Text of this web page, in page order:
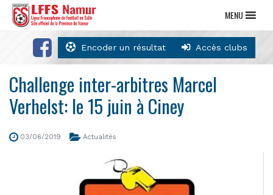
Encoder un résultat Accès clubs
MENU
Challenge inter-arbitres Marcel
Verhelst: le 15 juin à Ciney
03/06/2019 Actualités